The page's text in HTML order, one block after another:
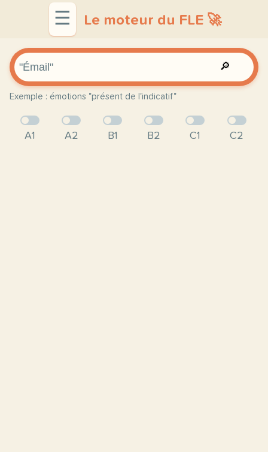
☰ Le moteur du FLE 🚀
🔎
Exemple : émotions "présent de l'indicatif"
A1 A2 B1 B2 C1 C2